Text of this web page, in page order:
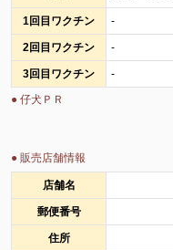
1回目ワクチン -
2回目ワクチン -
3回目ワクチン
-
● 仔犬ＰＲ
● 販売店舗情報
店舗名
郵便番号
住所